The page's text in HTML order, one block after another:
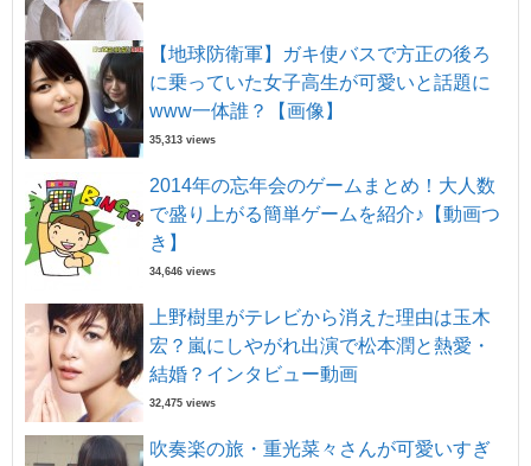
【地球防衛軍】ガキ使バスで方正の後ろ
に乗っていた女子高生が可愛いと話題に
www一体誰？【画像】
35,313 views
2014年の忘年会のゲームまとめ！大人数
で盛り上がる簡単ゲームを紹介♪【動画つ
き】
34,646 views
上野樹里がテレビから消えた理由は玉木
宏？嵐にしやがれ出演で松本潤と熱愛・
結婚？インタビュー動画
32,475 views
吹奏楽の旅・重光菜々さんが可愛いすぎ